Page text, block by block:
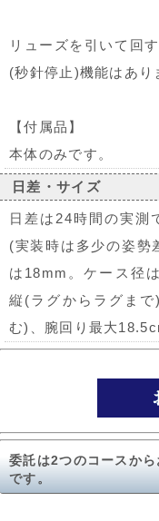
リューズを引いて回
(秒針停止)機能はあり
【付属品】
本体のみです。
日差・サイズ
日差は24時間の実測
(実装時は多少の姿勢
は18mm。ケース径
縦(ラグからラグま
む)、腕回り最大
委託は2つのコースか
です。